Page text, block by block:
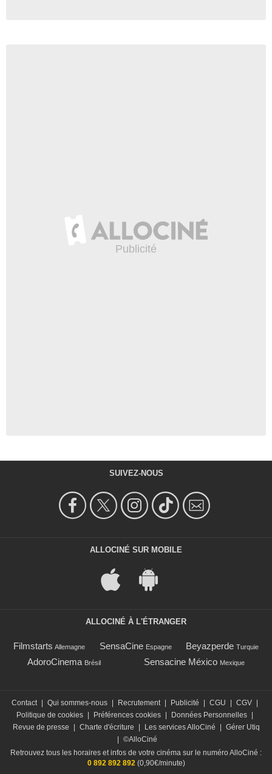
SUIVEZ-NOUS
ALLOCINÉ SUR MOBILE
ALLOCINÉ À L'ÉTRANGER
Filmstarts Allemagne SensaCine Espagne Beyazperde Turquie
AdoroCinema Brésil Sensacine México Mexique
Contact | Qui sommes-nous | Recrutement | Publicité | CGU | CGV |
Politique de cookies | Préférences cookies | Données Personnelles |
Revue de presse
| Charte d'écriture | Les services AlloCiné | Gérer Utiq
| ©AlloCiné
Retrouvez tous les horaires et infos de votre cinéma sur le numéro AlloCiné :
0 892 892 892 (0,90€/minute)